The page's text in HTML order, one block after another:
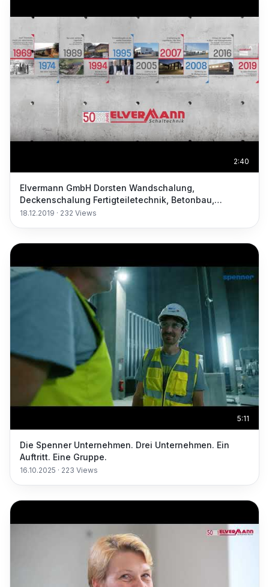
2:40
Elvermann GmbH Dorsten Wandschalung,
Deckenschalung Fertigteiletechnik, Betonbau,
Schaltechnik
18.12.2019 · 232 Views
5:11
Die Spenner Unternehmen. Drei Unternehmen. Ein
Auftritt. Eine Gruppe.
16.10.2025 · 223 Views